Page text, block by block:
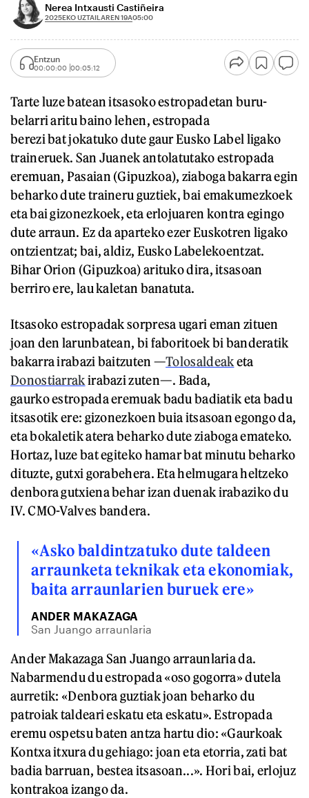
Nerea Intxausti Castiñeira
2025EKO UZTAILAREN 19A05:00
Entzun
00:00:00 00:05:12
Tarte luze batean itsasoko estropadetan buru-
belarri aritu baino lehen, estropada
berezi bat jokatuko dute gaur Eusko Label ligako
traineruek. San Juanek antolatutako estropada
eremuan, Pasaian (Gipuzkoa), ziaboga bakarra egin
beharko dute traineru guztiek, bai emakumezkoek
eta bai gizonezkoek, eta erlojuaren kontra egingo
dute arraun. Ez da aparteko ezer Euskotren ligako
ontzientzat; bai, aldiz, Eusko Labelekoentzat.
Bihar Orion (Gipuzkoa) arituko dira, itsasoan
berriro ere, lau kaletan banatuta.
Itsasoko estropadak sorpresa ugari eman zituen
joan den larunbatean, bi faboritoek bi banderatik
bakarra irabazi baitzuten —Tolosaldeaketa
Donostiarrakirabazi zuten—. Bada,
gaurko estropada eremuak badu badiatik eta badu
itsasotik ere: gizonezkoen buia itsasoan egongo da,
eta bokaletik atera beharko dute ziaboga emateko.
Hortaz, luze bat egiteko hamar bat minutu beharko
dituzte, gutxi gorabehera. Eta helmugara heltzeko
denbora gutxiena behar izan duenak irabaziko du
IV. CMO-Valves bandera.
«Asko baldintzatuko dute taldeen
arraunketa teknikak eta ekonomiak,
baita arraunlarien buruek ere»
ANDER MAKAZAGA
San Juango arraunlaria
Ander Makazaga San Juango arraunlaria da.
Nabarmendu du estropada «oso gogorra» dutela
aurretik: «Denbora guztiak joan beharko du
patroiak taldeari eskatu eta eskatu». Estropada
eremu ospetsu baten antza hartu dio: «Gaurkoak
Kontxa itxura du gehiago: joan eta etorria, zati bat
badia barruan, bestea itsasoan...». Hori bai, erlojuz
kontrakoa izango da.